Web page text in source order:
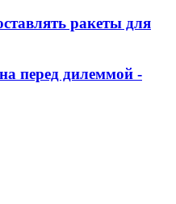
ракеты для
перед дилеммой -